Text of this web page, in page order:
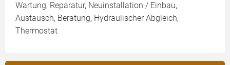
Wartung, Reparatur, Neuinstallation / Einbau,
Austausch, Beratung, Hydraulischer Abgleich,
Thermostat